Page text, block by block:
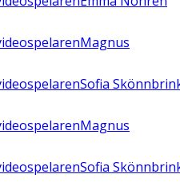
Magnus
Sofia
Magnus
Sofia